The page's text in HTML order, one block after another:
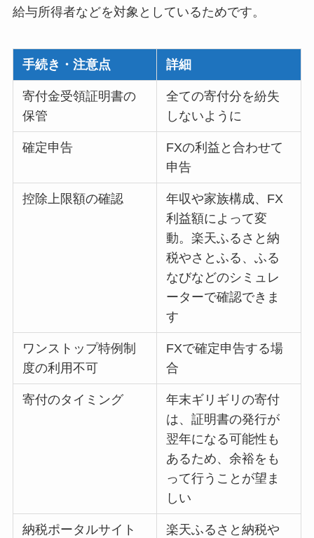
給与所得者などを対象としているためです。
手続き・注意点 詳細
寄付金受領証明書の
保管
全ての寄付分を紛失
しないように
確定申告
FXの利益と合わせて
申告
控除上限額の確認
年収や家族構成、FX
利益額によって変
動。楽天ふるさと納
税やさとふる、ふる
なびなどのシミュレ
ーターで確認できま
す
ワンストップ特例制
度の利用不可
FXで確定申告する場
合
寄付のタイミング
年末ギリギリの寄付
は、証明書の発行が
翌年になる可能性も
あるため、余裕をも
って行うことが望ま
しい
納税ポータルサイト
楽天ふるさと納税や